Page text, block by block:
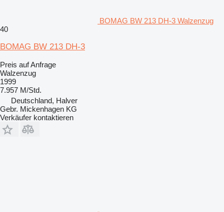
BOMAG BW 213 DH-3 Walzenzug
40
BOMAG BW 213 DH-3
Preis auf Anfrage
Walzenzug
1999
7.957 M/Std.
Deutschland, Halver
Gebr. Mickenhagen KG
Verkäufer kontaktieren